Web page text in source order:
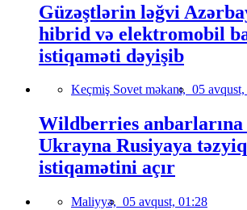
Güzəştlərin ləğvi
hibrid və elektromobil
istiqaməti dəyişib
Keçmiş Sovet məkanı, 05
Wildberries
Ukrayna Rusiyaya
istiqamətini açır
Maliyyə, 05 avqust, 01:28